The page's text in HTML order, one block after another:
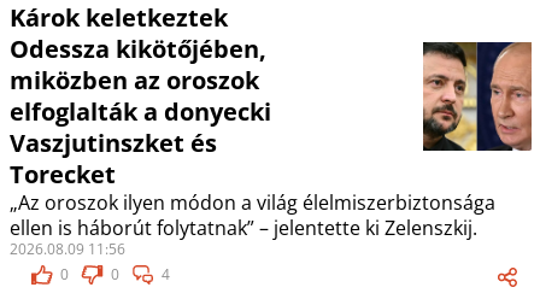
Károk keletkeztek
Odessza kikötőjében,
miközben az oroszok
elfoglalták a donyecki
Vaszjutinszket és
Torecket
„Az oroszok ilyen módon a világ élelmiszerbiztonsága
ellen is háborút folytatnak” – jelentette ki Zelenszkij.
2026.08.09 11:56
0
0 4